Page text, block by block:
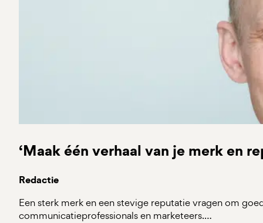
‘Maak één verhaal van je merk en
Redactie
Een sterk merk en een stevige reputatie vragen om
communicatieprofessionals en marketeers.…